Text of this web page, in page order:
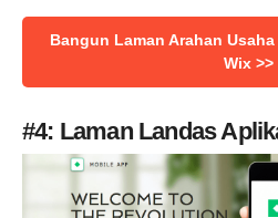
Bangun Laman Arahan
Wix >>
#4: Laman Landas